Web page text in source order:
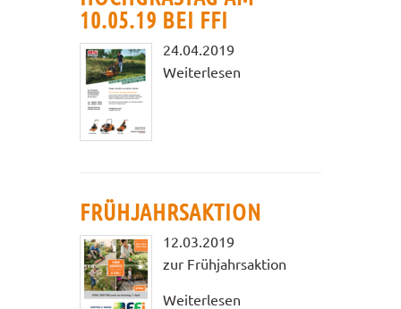
10.05.19 BEI FFI
24.04.2019
Weiterlesen
FRÜHJAHRSAKTION
12.03.2019
zur Frühjahrsaktion
Weiterlesen